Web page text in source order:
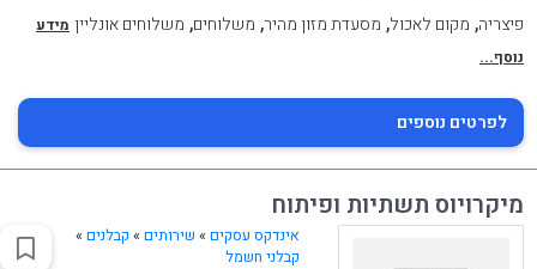
פיצריה, מקום לאכול, מסעדת מזון מהיר, משלוחים, משלוחים אונליין מידע
נוסף...
לפרטים נוספים
מיקרויוס תשתיות ופיתוח
אינדקס עסקים » שירותים» קבלנים»
קבלני חשמל